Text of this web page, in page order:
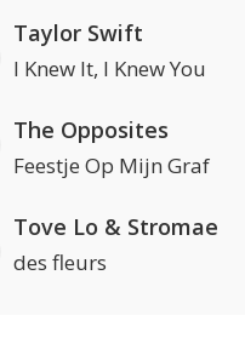
Taylor Swift
I Knew It, I Knew You
The Opposites
Feestje Op Mijn Graf
Tove Lo & Stromae
des fleurs